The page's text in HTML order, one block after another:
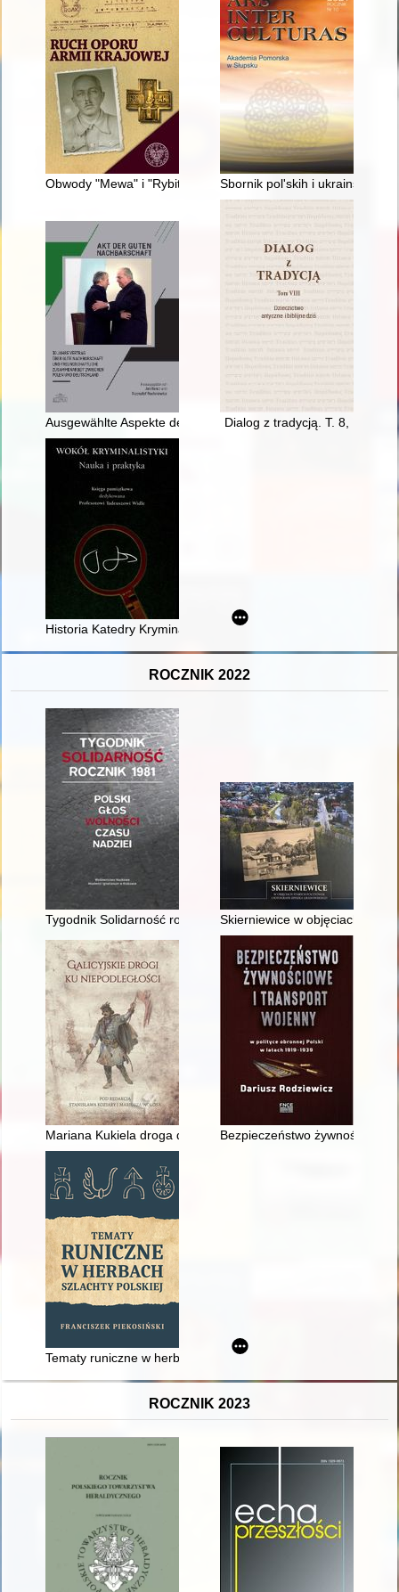
Obwody "Mewa" i "Rybitwa" Ruchu Oporu Armii Krajowej
Sbornik pol'skih i ukrainskih
Ausgewählte Aspekte der rechtlichen Rahmenbedingungen
Dialog z tradycją. T. 8,
Historia Katedry Kryminalistyki Uniwersytetu Śląskiego
ROCZNIK 2022
Tygodnik Solidarność rocznik 1981 : polski głos wolności
Skierniewice w objęciach
Mariana Kukiela droga do niepodległościBezpieczeństwo żywnościowe
Tematy runiczne w herbach szlachty polskiej
ROCZNIK 2023